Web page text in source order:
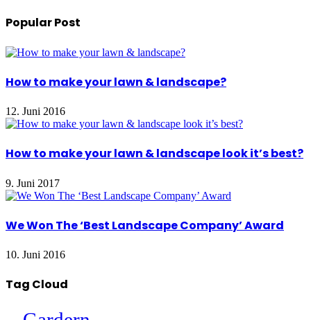
Popular Post
How to make your lawn & landscape?
12. Juni 2016
How to make your lawn & landscape look it’s best?
9. Juni 2017
We Won The ‘Best Landscape Company’ Award
10. Juni 2016
Tag Cloud